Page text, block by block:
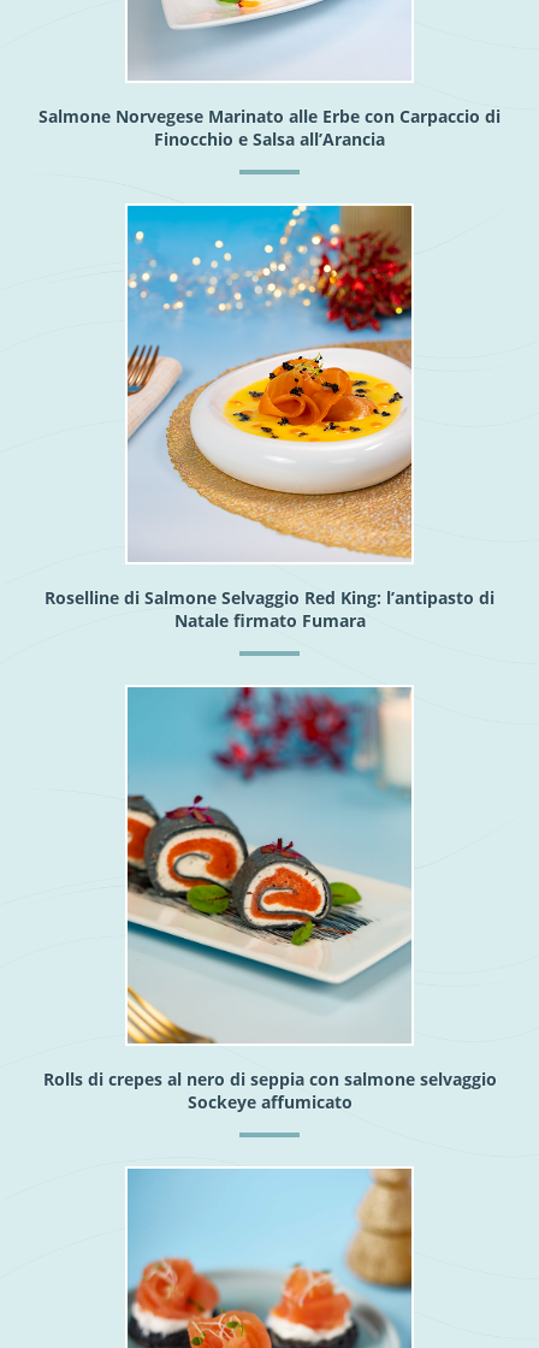
Salmone Norvegese Marinato alle Erbe con Carpaccio di
Finocchio e Salsa all’Arancia
Roselline di Salmone Selvaggio Red King: l’antipasto di
Natale firmato Fumara
Rolls di crepes al nero di seppia con salmone selvaggio
Sockeye affumicato